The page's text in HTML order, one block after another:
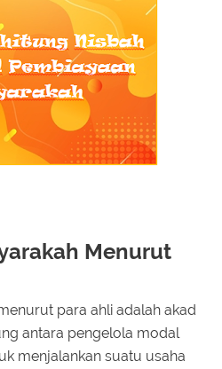
Menurut
para ahli adalah akad
antara pengelola modal
menjalankan suatu usaha